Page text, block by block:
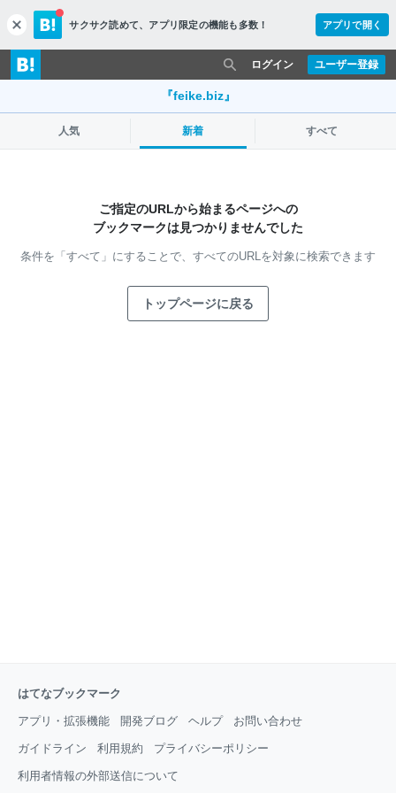
c
l
o
s
サクサク読めて、 アプリ限定の機能も多数！ アプリで開く
ユーザー登録
ログイン
『feike.biz』
人気 新着 すべて
ご指定のURLから始まるページへの
ブックマークは見つかりませんでした
条件を「すべて」にすることで、 すべてのURLを対象に検索できます
トップページに戻る
はてなブックマーク
アプリ・拡張機能 開発ブログ ヘルプ お問い合わせ
ガイドライン 利用規約 プライバシーポリシー
利用者情報の外部送信について